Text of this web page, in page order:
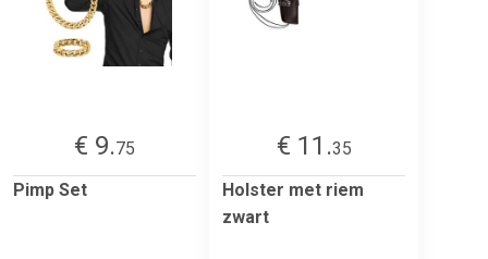
€ 9.75
Pimp Set
€ 11.35
Holster met riem
zwart